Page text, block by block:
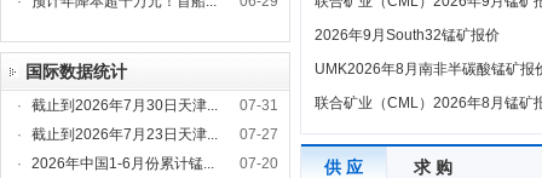
国际数据统计
· 截止到2026年7月30日天津...
07-31
·
截止到2026年7月23日天津...
07-27
·
2026年中国1-6月份累计锰...
07-20
2026年9月South32锰矿报价
UMK2026年8月南非半碳酸锰矿报
联合矿业（CML）2026年8月锰矿
供 应 求 购